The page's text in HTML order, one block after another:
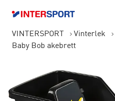
VINTERSPORT Vinterlek
Baby Bob akebrett